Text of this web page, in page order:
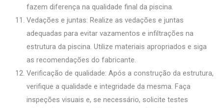
fazem diferença na qualidade final da piscina.
Vedações e juntas: Realize as vedações e juntas
adequadas para evitar vazamentos e infiltrações na
estrutura da piscina. Utilize materiais apropriados e siga
as recomendações do fabricante.
Verificação de qualidade: Após a construção da estrutura,
verifique a qualidade e integridade da mesma. Faça
inspeções visuais e, se necessário, solicite testes